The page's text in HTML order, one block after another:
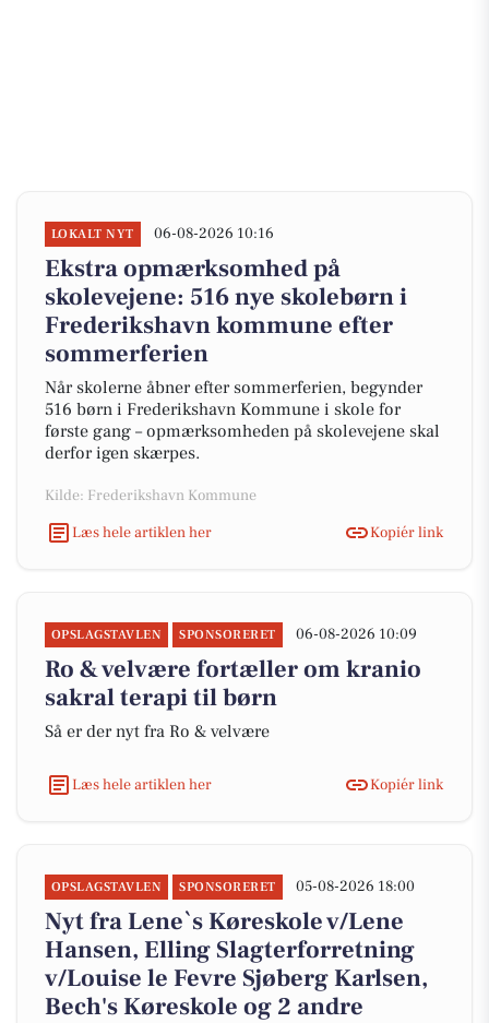
LOKALT NYT 06-08-2026 10:16
Ekstra opmærksomhed på
skolevejene: 516 nye skolebørn i
Frederikshavn kommune efter
sommerferien
Når skolerne åbner efter sommerferien, begynder
516 børn i Frederikshavn Kommune i skole for
første gang – opmærksomheden på skolevejene skal
derfor igen skærpes.
Kilde: Frederikshavn Kommune
Læs hele artiklen her
Kopiér link
OPSLAGSTAVLEN SPONSORERET 06-08-2026 10:09
Ro & velvære fortæller om kranio
sakral terapi til børn
Så er der nyt fra Ro & velvære
Læs hele artiklen her Kopiér link
OPSLAGSTAVLEN SPONSORERET 05-08-2026 18:00
Nyt fra Lene`s Køreskole v/Lene
Hansen, Elling Slagterforretning
v/Louise le Fevre Sjøberg Karlsen,
Bech's Køreskole og 2 andre